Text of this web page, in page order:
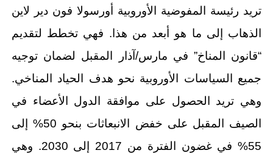
تريد رئيسة المفوضية الأوروبية أورسولا فون دير لاين
الذهاب إلى ما هو أبعد من هذا. فهي تخطط لتقديم
“قانون المناخ” في مارس/آذار المقبل لضمان توجيه
جميع السياسات الأوروبية نحو هدف الحياد المناخي.
وهي تريد الحصول على موافقة الدول الأعضاء في
الصيف المقبل على خفض الانبعاثات بنحو 50% إلى
55% في غضون الفترة من 2017 إلى 2030. وهي